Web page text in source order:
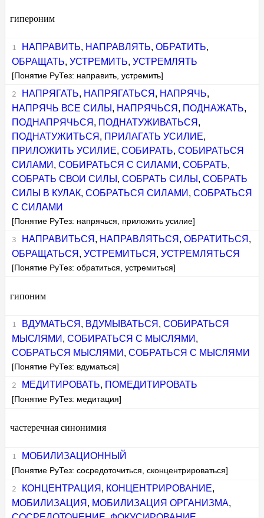
гипероним
НАПРАВИТЬ, НАПРАВЛЯТЬ, ОБРАТИТЬ,
ОБРАЩАТЬ,УСТРЕМИТЬ,УСТРЕМЛЯТЬ
[Понятие РуТез: направить, устремить]
НАПРЯГАТЬ, НАПРЯГАТЬСЯ , НАПРЯЧЬ,
НАПРЯЧЬ ВСЕ СИЛЫ , НАПРЯЧЬСЯ , ПОДНАЖАТЬ,
ПОДНАПРЯЧЬСЯ , ПОДНАТУЖИВАТЬСЯ ,
ПОДНАТУЖИТЬСЯ , ПРИЛАГАТЬ УСИЛИЕ,
ПРИЛОЖИТЬ УСИЛИЕ,СОБИРАТЬ,СОБИРАТЬСЯ
СИЛАМИ ,СОБИРАТЬСЯ С СИЛАМИ ,СОБРАТЬ,
СОБРАТЬ СВОИ СИЛЫ ,СОБРАТЬ СИЛЫ ,СОБРАТЬ
СИЛЫ В КУЛАК,СОБРАТЬСЯ СИЛАМИ ,СОБРАТЬСЯ
С СИЛАМИ
[Понятие РуТез: напрячься, приложить усилие]
НАПРАВИТЬСЯ , НАПРАВЛЯТЬСЯ , ОБРАТИТЬСЯ ,
ОБРАЩАТЬСЯ ,УСТРЕМИТЬСЯ ,УСТРЕМЛЯТЬСЯ
[Понятие РуТез: обратиться, устремиться]
гипоним
ВДУМАТЬСЯ , ВДУМЫВАТЬСЯ , СОБИРАТЬСЯ
МЫСЛЯМИ ,СОБИРАТЬСЯ С МЫСЛЯМИ ,
СОБРАТЬСЯ МЫСЛЯМИ ,СОБРАТЬСЯ С МЫСЛЯМИ
[Понятие РуТез: вдуматься]
МЕДИТИРОВАТЬ, ПОМЕДИТИРОВАТЬ
[Понятие РуТез: медитация]
частеречная синонимия
МОБИЛИЗАЦИОННЫЙ
[Понятие РуТез: сосредоточиться, сконцентрироваться]
КОНЦЕНТРАЦИЯ , КОНЦЕНТРИРОВАНИЕ,
МОБИЛИЗАЦИЯ , МОБИЛИЗАЦИЯ ОРГАНИЗМА,